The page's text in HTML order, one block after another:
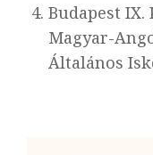
Budapest
Magyar-
Általános